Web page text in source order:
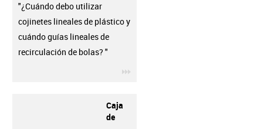
"¿Cuándo debo utilizar
cojinetes lineales de plástico y
cuándo guías lineales de
recirculación de bolas? "
Caja
de